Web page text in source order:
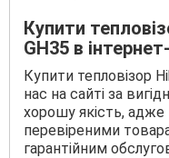
Купити
GH35 в
Купити тепловізор
нас на сайті за
хорошу якість,
перевіреними
гарантійним